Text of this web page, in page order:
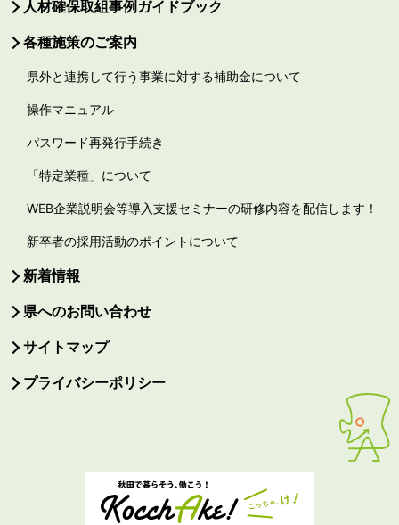
人材確保取組事例ガイドブック
各種施策のご案内
県外と連携して行う事業に対する補助金について
操作マニュアル
パスワード再発行手続き
「特定業種」について
WEB企業説明会等導入支援セミナーの研修内容を配信します！
新卒者の採用活動のポイントについて
新着情報
県へのお問い合わせ
サイトマップ
プライバシーポリシー